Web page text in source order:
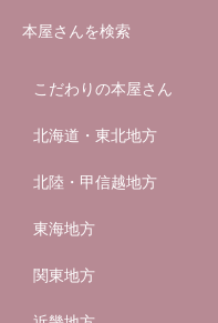
本屋さんを検索
こだわりの本屋さん
北海道・東北地方
北陸・甲信越地方
東海地方
関東地方